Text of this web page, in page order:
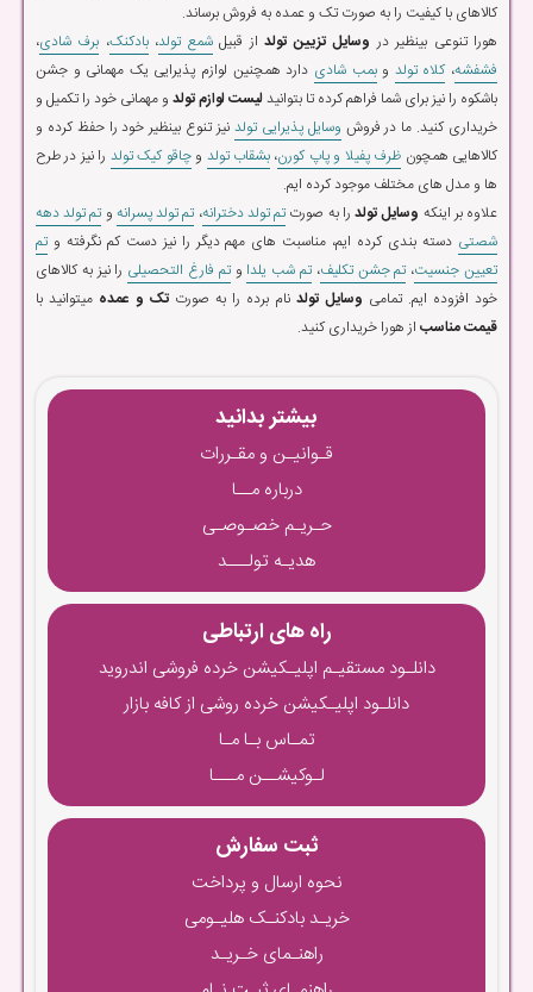
کالاهای با کیفیت را به صورت تک و عمده به فروش برساند.
هورا تنوعی بینظیر در وسایل تزیین تولداز قبیلشمع تولد،بادکنک، برف شادی،
فشفشه،کلاه تولد وبمب شادی دارد همچنین لوازم پذیرایی یک مهمانی و جشن
باشکوه را نیز برای شما فراهم کرده تا بتوانیدلیست لوازم تولد و مهمانی خود را تکمیل و
خریداری کنید. ما در فروش وسایل پذیرایی تولد نیز تنوع بینظیر خود را حفظ کرده و
کالاهایی همچون ظرف پفیلا و پاپ کورن،بشقاب تولد وچاقو کیک تولد را نیز در طرح
ها و مدل های مختلف موجود کرده ایم.
علاوه بر اینکه وسایل تولدرا به صورتتم تولد دخترانه،تم تولد پسرانه وتم تولد دهه
شصتی دسته بندی کرده ایم، مناسبت های مهم دیگر را نیز دست کم نگرفته وتم
تعیین جنسیت،تم جشن تکلیف،تم شب یلدا وتم فارغ التحصیلی را نیز به کالاهای
خود افزوده ایم. تمامی وسایل تولد نام برده را به صورت تک و عمده میتوانید با
قیمت مناسب از هورا خریداری کنید.
بیشتر بدانید
قـوانیـن و مقـررات
درباره مــا
حـریـم خصـوصـی
هدیـه تولـــد
راه های ارتباطی
دانلـود مستقیـم اپلیـکیشن خرده فروشی اندروید
دانلـود اپلیـکیشن خرده روشی از کافه بازار
تمـاس بـا مـا
لـوکیشــن مـــا
ثبت سفارش
نحوه ارسال و پرداخت
خریـد بادکنـک هلیـومی
راهنـمای خـریـد